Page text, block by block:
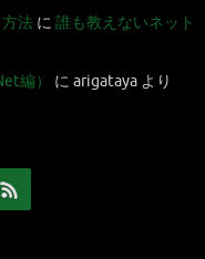
法 に 誰も教えないネット
編）
に arigataya より